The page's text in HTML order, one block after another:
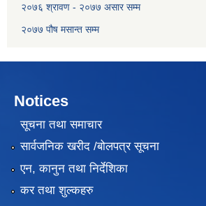
२०७६ श्रावण - २०७७ असार सम्म
२०७७ पौष मसान्त सम्म
Notices
सूचना तथा समाचार
सार्वजनिक खरीद /बोलपत्र सूचना
एन, कानुन तथा निर्देशिका
कर तथा शुल्कहरु